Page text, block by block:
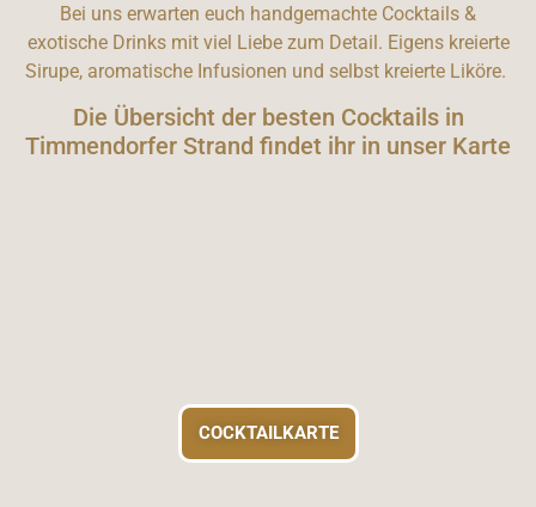
Bei uns erwarten euch handgemachte Cocktails &
exotische Drinks mit viel Liebe zum Detail. Eigens kreierte
Sirupe, aromatische Infusionen und selbst kreierte Liköre.
Die Übersicht der besten Cocktails in
Timmendorfer Strand findet ihr in unser Karte
COCKTAILKARTE